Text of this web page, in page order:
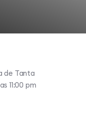
de Tanta
11:00 pm